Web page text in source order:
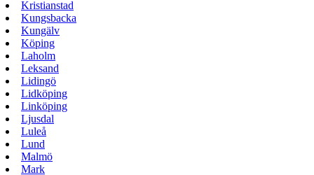
Kristianstad
Kungsbacka
Kungälv
Köping
Laholm
Leksand
Lidingö
Lidköping
Linköping
Ljusdal
Luleå
Lund
Malmö
Mark